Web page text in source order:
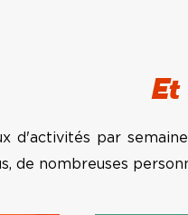
d'activités par
de nombreuses